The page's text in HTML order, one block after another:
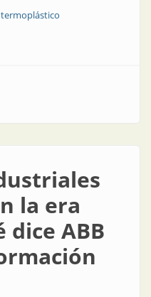
| Aislamiento termoplástico
la era
ABB